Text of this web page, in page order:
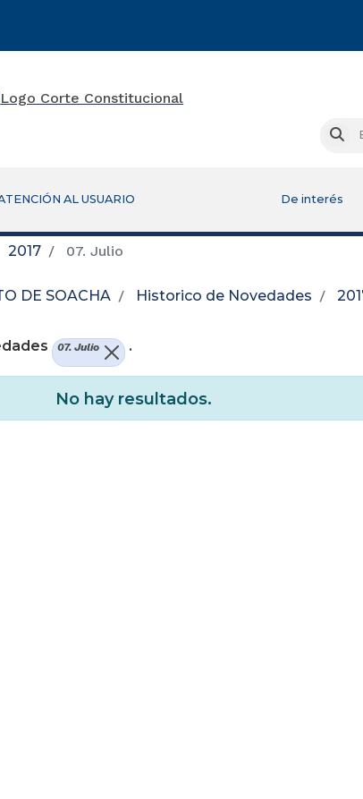
AL USUARIO De interés
2017 07. Julio
DE SOACHA Historico de Novedades
07. Julio .
No hay resultados.